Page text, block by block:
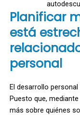
Planificar
está
personal
El desarrollo
Puesto que,
más sobre quiénes